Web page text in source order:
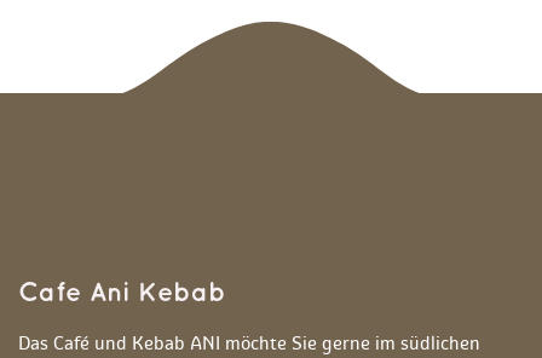
Cafe Ani Kebab
Das Café und Kebab ANI möchte Sie gerne im südlichen